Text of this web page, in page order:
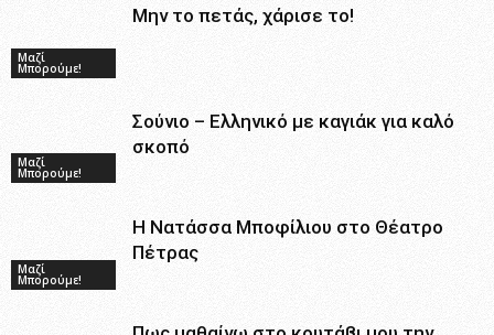
Μαζί
Μπορούμε!
Μην το πετάς, χάρισε το!
Μαζί
Μπορούμε!
Σούνιο – Ελληνικό με καγιάκ για καλό
σκοπό
Μαζί
Μπορούμε!
Η Νατάσσα Μποφίλιου στο Θέατρο
Πέτρας